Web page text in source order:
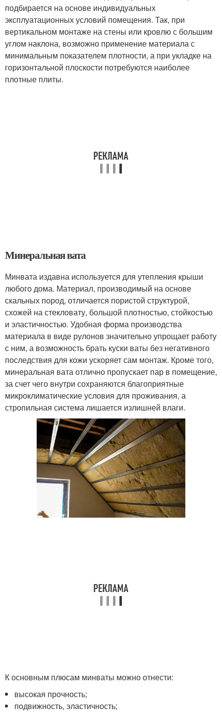
подбирается на основе индивидуальных
эксплуатационных условий помещения. Так, при
вертикальном монтаже на стены или кровлю с большим
углом наклона, возможно применение материала с
минимальным показателем плотности, а при укладке на
горизонтальной плоскости потребуются наиболее
плотные плиты.
Минеральная вата
Минвата издавна используется для утепления крыши
любого дома. Материал, производимый на основе
скальных пород, отличается пористой структурой,
схожей на стекловату, большой плотностью, стойкостью
и эластичностью. Удобная форма производства
материала в виде рулонов значительно упрощает работу
с ним, а возможность брать куски ваты без негативного
последствия для кожи ускоряет сам монтаж. Кроме того,
минеральная вата отлично пропускает пар в помещение,
за счет чего внутри сохраняются благоприятные
микроклиматические условия для проживания, а
стропильная система лишается излишней влаги.
К основным плюсам минваты можно отнести:
высокая прочность;
подвижность, эластичность;